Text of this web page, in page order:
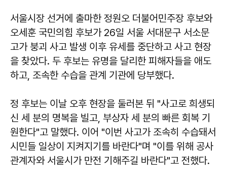
서울시장 선거에 출마한 정원오 더불어민주장 후보와
오세훈 국민의힘 후보가 26일 서울 서대문구 서소문
고가 붕괴 사고 발생 이후 유세를 중단하고 사고 현장
을 찾았다. 두 후보는 유명을 달리한 피해자들을 애도
하고, 조속한 수습을 관계 기관에 당부했다.
정 후보는 이날 오후 현장을 둘러본 뒤 "사고로 희생되
신 세 분의 명복을 빌고, 부상자 세 분의 빠른 회복 기
원한다"고 말했다. 이어 "이번 사고가 조속히 수습돼서
시민들 일상이 지켜지기를 바란다"며 "이를 위해 공사
관계자와 서울시가 만전 기해주길 바란다"고 전했다.